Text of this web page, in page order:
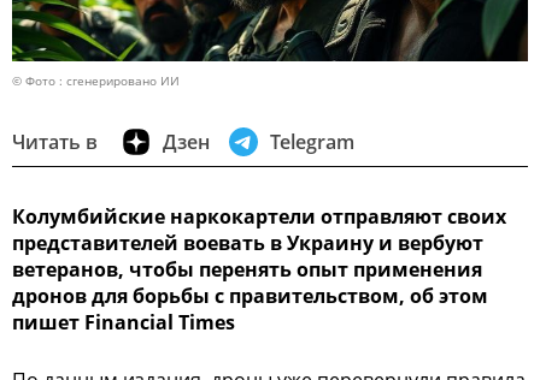
© Фото : сгенерировано ИИ
Читать в Дзен Telegram
Колумбийские наркокартели отправляют своих
представителей воевать в Украину и вербуют
ветеранов, чтобы перенять опыт применения
дронов для борьбы с правительством, об этом
пишет Financial Times